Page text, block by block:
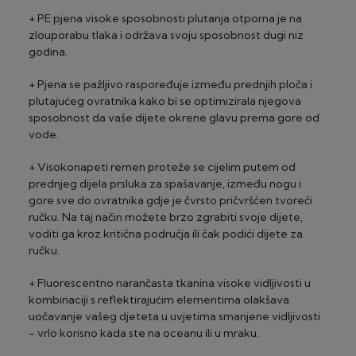
2-24 rate, minimalni iznos 100 €
Visa Premium Gold (Privredna banka Zagreb)
2 – 3 radna dana za artikle "na zalihi" (za glomaznu robu
do 5 radnih dana) - izuzetak su dostave na otoke
20-30 radna dana za artikle "dobavljivo na upit"
+ PE pjena visoke sposobnosti plutanja otporna je na
zlouporabu tlaka i održava svoju sposobnost dugi niz
godina.
+ Pjena se pažljivo raspoređuje između prednjih ploča i
plutajućeg ovratnika kako bi se optimizirala njegova
sposobnost da vaše dijete okrene glavu prema gore od
vode.
+ Visokonapeti remen proteže se cijelim putem od
prednjeg dijela prsluka za spašavanje, između nogu i
gore sve do ovratnika gdje je čvrsto pričvršćen tvoreći
ručku. Na taj način možete brzo zgrabiti svoje dijete,
voditi ga kroz kritična područja ili čak podići dijete za
ručku.
+ Fluorescentno narančasta tkanina visoke vidljivosti u
kombinaciji s reflektirajućim elementima olakšava
uočavanje vašeg djeteta u uvjetima smanjene vidljivosti
- vrlo korisno kada ste na oceanu ili u mraku.